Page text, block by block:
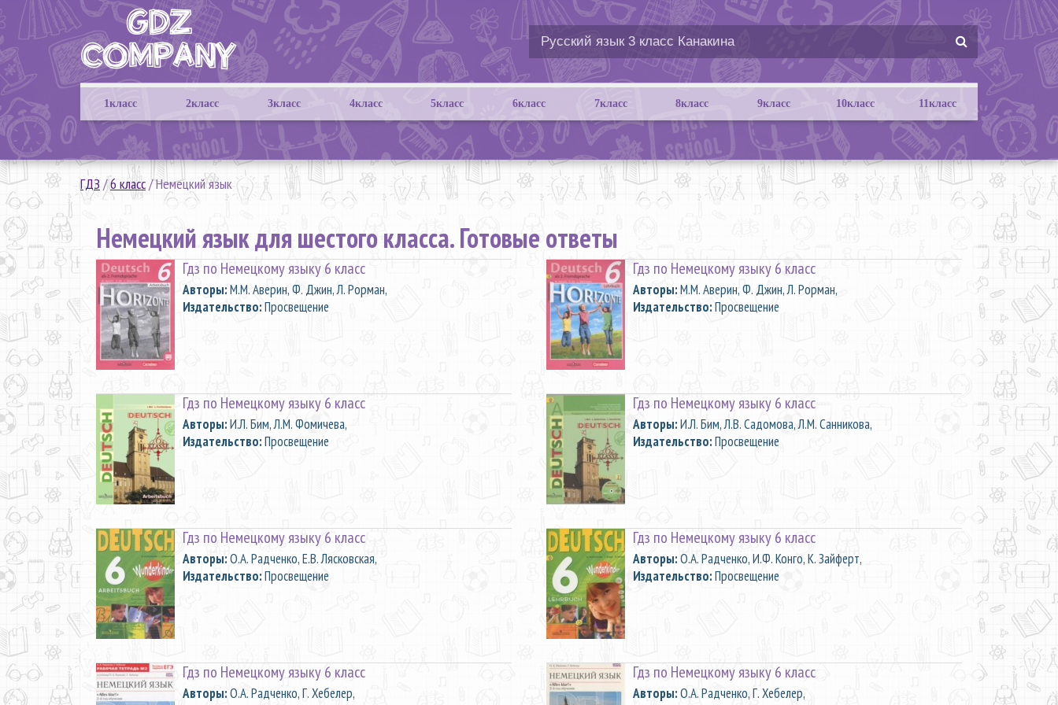
1класс 2класс 3класс 4класс 5класс 6класс 7класс 8класс 9класс 10класс 11класс
ГДЗ /6 класс/Немецкий язык
Немецкий язык для шестого класса. Готовые ответы
Гдз по Немецкому языку 6 класс
Aвторы:М.М. Аверин, Ф. Джин, Л. Рорман,
Издательство:Просвещение
Гдз по Немецкому языку 6 класс
Aвторы:М.М. Аверин, Ф. Джин, Л. Рорман,
Издательство:Просвещение
Гдз по Немецкому языку 6 класс
Aвторы:И.Л. Бим, Л.М. Фомичева,
Издательство:Просвещение
Гдз по Немецкому языку 6 класс
Aвторы:И.Л. Бим, Л.В. Садомова, Л.М. Санникова,
Издательство:Просвещение
Гдз по Немецкому языку 6 класс
Aвторы:О.А. Радченко, Е.В. Лясковская,
Издательство:Просвещение
Гдз по Немецкому языку 6 класс
Aвторы:О.А. Радченко, И.Ф. Конго, К. Зайферт,
Издательство:Просвещение
Гдз по Немецкому языку 6 класс
Aвторы:О.А. Радченко, Г. Хебелер,
Гдз по Немецкому языку 6 класс
Aвторы:О.А. Радченко, Г. Хебелер,